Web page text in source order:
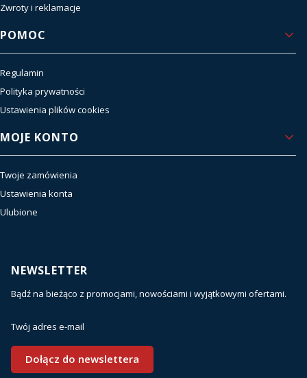
Zwroty i reklamacje
POMOC
Regulamin
Polityka prywatności
Ustawienia plików cookies
MOJE KONTO
Twoje zamówienia
Ustawienia konta
Ulubione
NEWSLETTER
Bądź na bieżąco z promocjami, nowościami i wyjątkowymi ofertami.
Twój adres e-mail
Dołącz do newslettera